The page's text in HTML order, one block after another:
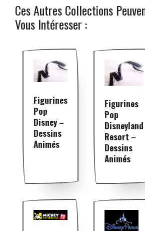
Ces Autres Collections
Vous Intéresser :
Figurines
Pop
Disney –
Dessins
Animés
Figurines
Pop
Disneyland
Resort –
Dessins
Animés